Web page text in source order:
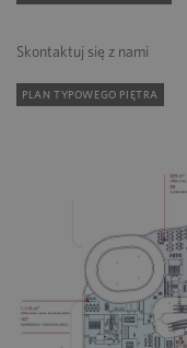
Skontaktuj się z nami
PLAN TYPOWEGO PIĘTRA